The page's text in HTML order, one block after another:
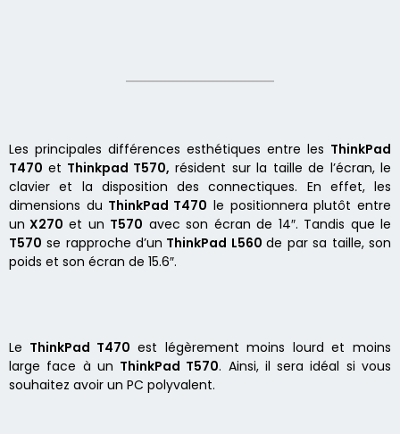
Les principales différences esthétiques entre les ThinkPad
T470 et Thinkpad T570, résident sur la taille de l’écran, le
clavier et la disposition des connectiques. En effet, les
dimensions du ThinkPad T470 le positionnera plutôt entre
un X270 et un T570 avec son écran de 14″. Tandis que le
T570 se rapproche d’un ThinkPad L560 de par sa taille, son
poids et son écran de 15.6″.
Le ThinkPad T470 est légèrement moins lourd et moins
large face à un ThinkPad T570. Ainsi, il sera idéal si vous
souhaitez avoir un PC polyvalent.